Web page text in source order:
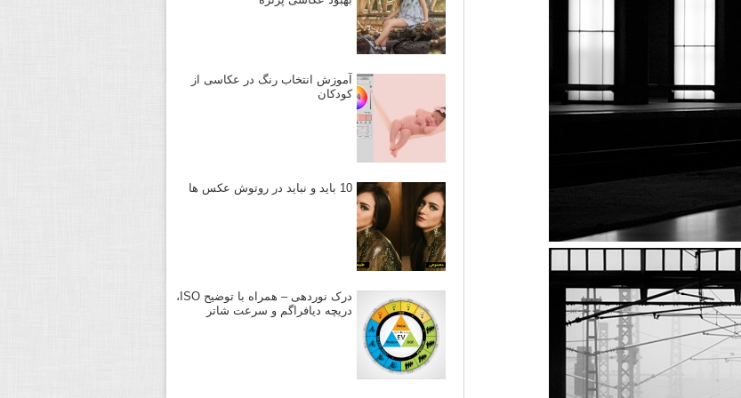
آموزش انتخاب رنگ در عکاسی از
کودکان
10 باید و نباید در روتوش عکس ها
درک نوردهی – همراه با توضیح ISO،
دریچه دیافراگم و سرعت شاتر